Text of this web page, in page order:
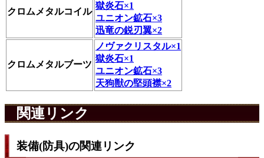
クロムメタルコイル
獄炎石×1
ユニオン鉱石×3
迅竜の鋭刃翼×2
クロムメタルブーツ
ノヴァクリスタル×1
獄炎石×1
ユニオン鉱石×3
天狗獣の堅頭襟×2
関連リンク
装備(防具)の関連リンク